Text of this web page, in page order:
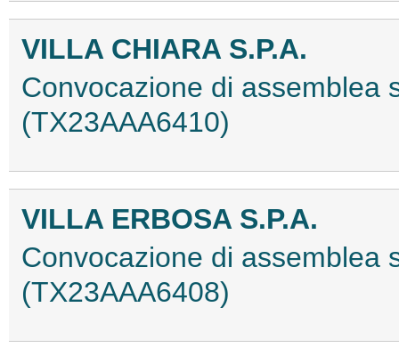
VILLA CHIARA S.P.A.
Convocazione di assemblea
(TX23AAA6410)
VILLA ERBOSA S.P.A.
Convocazione di assemblea
(TX23AAA6408)